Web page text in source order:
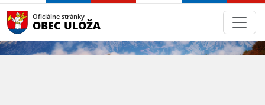
Oficiálne stránky
OBEC ULOŽA